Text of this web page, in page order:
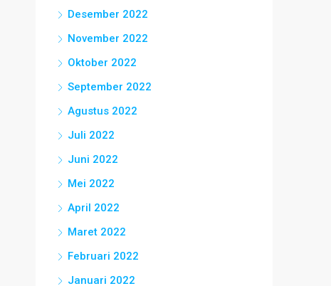
Desember 2022
November 2022
Oktober 2022
September 2022
Agustus 2022
Juli 2022
Juni 2022
Mei 2022
April 2022
Maret 2022
Februari 2022
Januari 2022